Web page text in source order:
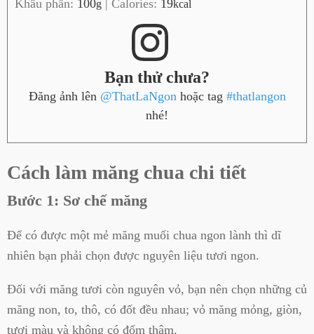
Khẩu phần: 100g | Calories: 19kcal
Bạn thử chưa?
Đăng ảnh lên @ThatLaNgon hoặc tag #thatlangon
nhé!
Cách làm măng chua chi tiết
Bước 1: Sơ chế măng
Để có được một mẻ măng muối chua ngon lành thì dĩ
nhiên bạn phải chọn được nguyên liệu tươi ngon.
Đối với măng tươi còn nguyên vỏ, bạn nên chọn những củ
măng non, to, thô, có đốt đều nhau; vỏ măng mỏng, giòn,
tươi màu và không có đốm thâm.